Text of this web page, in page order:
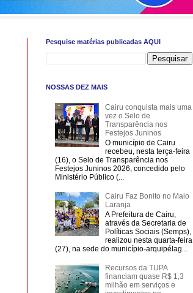
Pesquise matérias publicadas AQUI
NOSSAS DEZ MAIS
Cairu conquista mais uma
vez o Selo de
Transparência nos
Festejos Juninos
O município de Cairu
recebeu, nesta terça-feira
(16), o Selo de Transparência nos
Festejos Juninos 2026, concedido pelo
Ministério Público (...
Cairu Faz Bonito no Maio
Laranja
A Prefeitura de Cairu,
através da Secretaria de
Políticas Sociais (Semps),
realizou nesta quarta-feira
(27), na sede do município-arquipélag...
Recursos da TUPA
financiam quase R$ 1,3
milhão em serviços e